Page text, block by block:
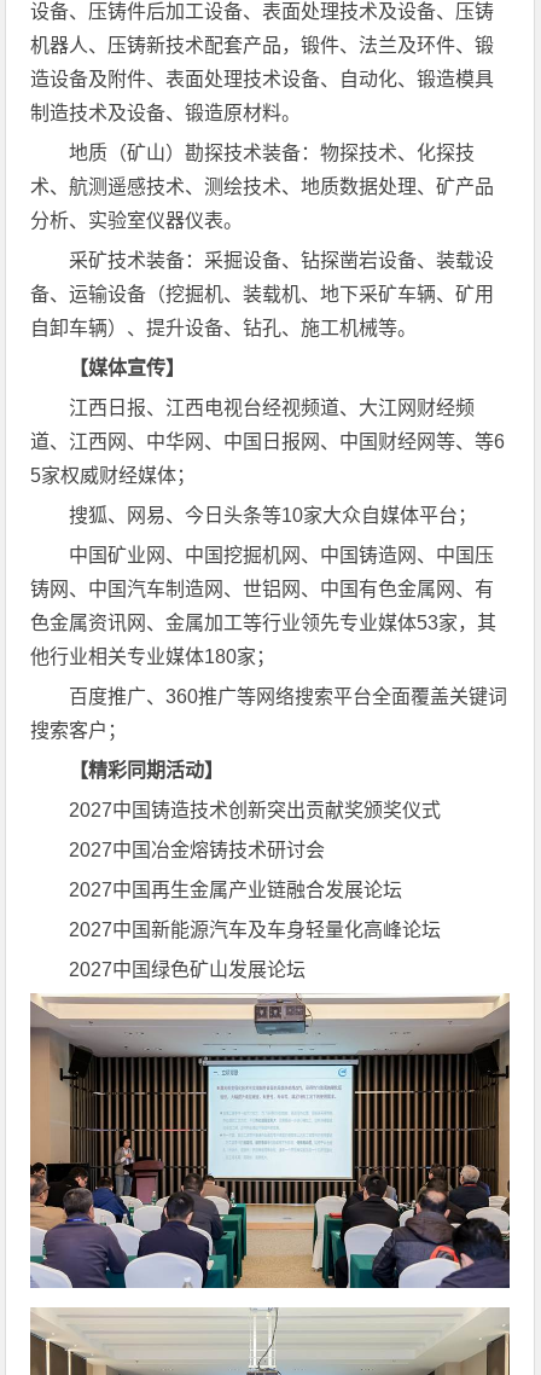
设备、压铸件后加工设备、表面处理技术及设备、压铸
机器人、压铸新技术配套产品，锻件、法兰及环件、锻
造设备及附件、表面处理技术设备、自动化、锻造模具
制造技术及设备、锻造原材料。
地质（矿山）勘探技术装备：物探技术、化探技
术、航测遥感技术、测绘技术、地质数据处理、矿产品
分析、实验室仪器仪表。
采矿技术装备：采掘设备、钻探凿岩设备、装载设
备、运输设备（挖掘机、装载机、地下采矿车辆、矿用
自卸车辆）、提升设备、钻孔、施工机械等。
【媒体宣传】
江西日报、江西电视台经视频道、大江网财经频
道、江西网、中华网、中国日报网、中国财经网等、等6
5家权威财经媒体；
搜狐、网易、今日头条等10家大众自媒体平台；
中国矿业网、中国挖掘机网、中国铸造网、中国压
铸网、中国汽车制造网、世铝网、中国有色金属网、有
色金属资讯网、金属加工等行业领先专业媒体53家，其
他行业相关专业媒体180家；
百度推广、360推广等网络搜索平台全面覆盖关键词
搜索客户；
【精彩同期活动】
2027中国铸造技术创新突出贡献奖颁奖仪式
2027中国冶金熔铸技术研讨会
2027中国再生金属产业链融合发展论坛
2027中国新能源汽车及车身轻量化高峰论坛
2027中国绿色矿山发展论坛